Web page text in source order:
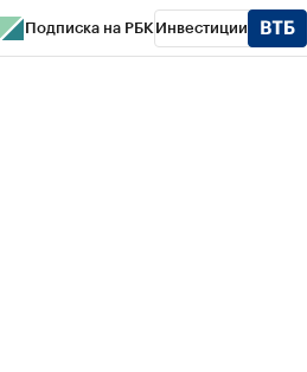
Подписка на РБК Инвестиции